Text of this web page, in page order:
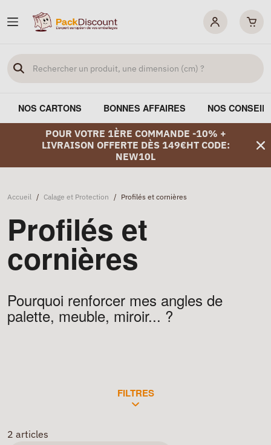
NOS CARTONS BONNES AFFAIRES NOS
POUR VOTRE 1ÈRE COMMANDE -10% +
LIVRAISON OFFERTE DÈS 149€HT CODE:
NEW10L
Accueil / Calage et Protection / Profilés et cornières
Profilés et
cornières
Pourquoi renforcer mes angles de
palette, meuble, miroir... ?
FILTRES
2 articles